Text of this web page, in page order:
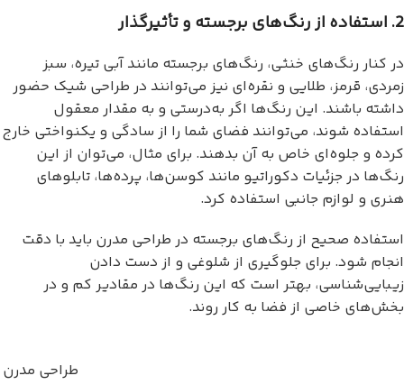
2. استفاده از رنگ‌های برجسته و تأثیرگذار
در کنار رنگ‌های خنثی، رنگ‌های برجسته مانند آبی تیره، سبز
زمردی، قرمز، طلایی و نقره‌ای نیز می‌توانند در طراحی شیک حضور
داشته باشند. این رنگ‌ها اگر به‌درستی و به مقدار معقول
استفاده شوند، می‌توانند فضای شما را از سادگی و یکنواختی خارج
کرده و جلوه‌ای خاص به آن بدهند. برای مثال، می‌توان از این
رنگ‌ها در جزئیات دکوراتیو مانند کوسن‌ها، پرده‌ها، تابلوهای
هنری و لوازم جانبی استفاده کرد.
استفاده صحیح از رنگ‌های برجسته در طراحی مدرن باید با دقت
انجام شود. برای جلوگیری از شلوغی و از دست دادن
زیبایی‌شناسی، بهتر است که این رنگ‌ها در مقادیر کم و در
بخش‌های خاصی از فضا به کار روند.
طراحی